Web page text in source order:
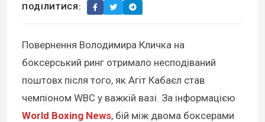
ПОДІЛИТИСЯ:
Повернення Володимира Кличка на
боксерський ринг отримало несподіваний
поштовх після того, як Агіт Кабаєл став
чемпіоном WBC у важкій вазі. За інформацією
World Boxing News, бій між двома боксерами